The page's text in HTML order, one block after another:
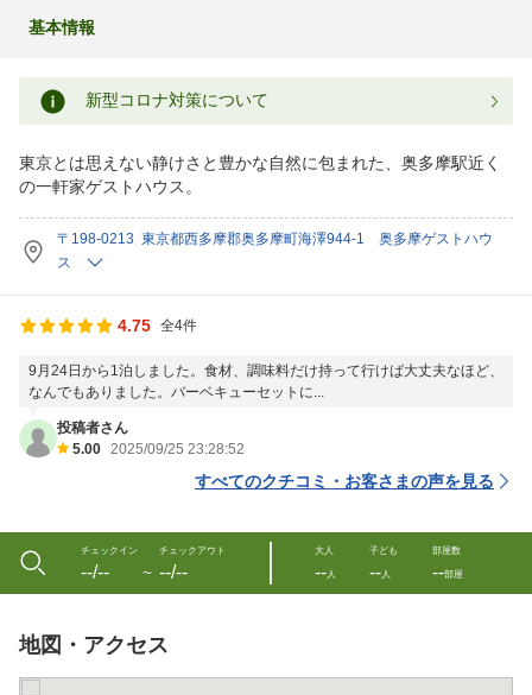
基本情報
新型コロナ対策について
東京とは思えない静けさと豊かな自然に包まれた、奥多摩駅近く
の一軒家ゲストハウス。
〒198-0213 東京都西多摩郡奥多摩町海澤944-1 奥多摩ゲストハウ
ス
4.75 全4件
9月24日から1泊しました。食材、調味料だけ持って行けば大丈夫なほど、
なんでもありました。バーベキューセットに...
投稿者さん
5.00 2025/09/25 23:28:52
すべてのクチコミ・お客さまの声を見る
チェックイン
--/-- 〜
チェックアウト
--/--
大人
--人
子ども
--人
部屋数
--部屋
地図・アクセス